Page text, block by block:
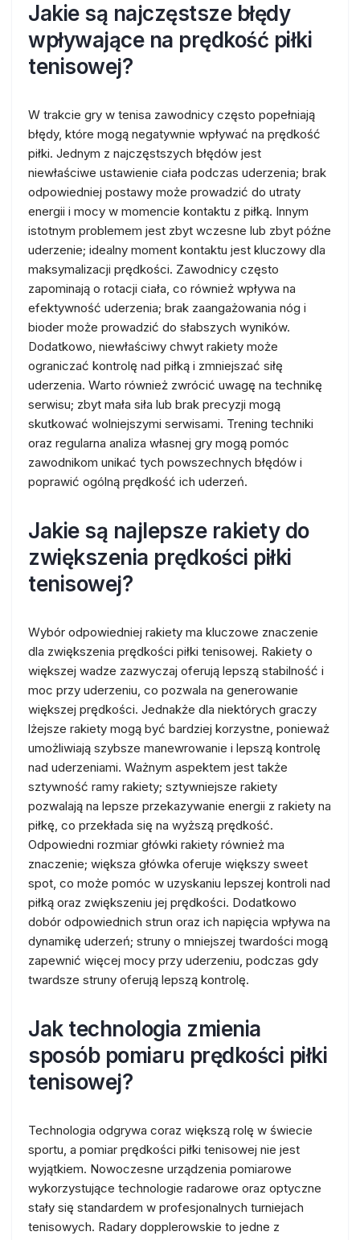
Jakie są najczęstsze błędy
wpływające na prędkość piłki
tenisowej?
W trakcie gry w tenisa zawodnicy często popełniają
błędy, które mogą negatywnie wpływać na prędkość
piłki. Jednym z najczęstszych błędów jest
niewłaściwe ustawienie ciała podczas uderzenia; brak
odpowiedniej postawy może prowadzić do utraty
energii i mocy w momencie kontaktu z piłką. Innym
istotnym problemem jest zbyt wczesne lub zbyt późne
uderzenie; idealny moment kontaktu jest kluczowy dla
maksymalizacji prędkości. Zawodnicy często
zapominają o rotacji ciała, co również wpływa na
efektywność uderzenia; brak zaangażowania nóg i
bioder może prowadzić do słabszych wyników.
Dodatkowo, niewłaściwy chwyt rakiety może
ograniczać kontrolę nad piłką i zmniejszać siłę
uderzenia. Warto również zwrócić uwagę na technikę
serwisu; zbyt mała siła lub brak precyzji mogą
skutkować wolniejszymi serwisami. Trening techniki
oraz regularna analiza własnej gry mogą pomóc
zawodnikom unikać tych powszechnych błędów i
poprawić ogólną prędkość ich uderzeń.
Jakie są najlepsze rakiety do
zwiększenia prędkości piłki
tenisowej?
Wybór odpowiedniej rakiety ma kluczowe znaczenie
dla zwiększenia prędkości piłki tenisowej. Rakiety o
większej wadze zazwyczaj oferują lepszą stabilność i
moc przy uderzeniu, co pozwala na generowanie
większej prędkości. Jednakże dla niektórych graczy
lżejsze rakiety mogą być bardziej korzystne, ponieważ
umożliwiają szybsze manewrowanie i lepszą kontrolę
nad uderzeniami. Ważnym aspektem jest także
sztywność ramy rakiety; sztywniejsze rakiety
pozwalają na lepsze przekazywanie energii z rakiety na
piłkę, co przekłada się na wyższą prędkość.
Odpowiedni rozmiar główki rakiety również ma
znaczenie; większa główka oferuje większy sweet
spot, co może pomóc w uzyskaniu lepszej kontroli nad
piłką oraz zwiększeniu jej prędkości. Dodatkowo
dobór odpowiednich strun oraz ich napięcia wpływa na
dynamikę uderzeń; struny o mniejszej twardości mogą
zapewnić więcej mocy przy uderzeniu, podczas gdy
twardsze struny oferują lepszą kontrolę.
Jak technologia zmienia
sposób pomiaru prędkości piłki
tenisowej?
Technologia odgrywa coraz większą rolę w świecie
sportu, a pomiar prędkości piłki tenisowej nie jest
wyjątkiem. Nowoczesne urządzenia pomiarowe
wykorzystujące technologie radarowe oraz optyczne
stały się standardem w profesjonalnych turniejach
tenisowych. Radary dopplerowskie to jedne z